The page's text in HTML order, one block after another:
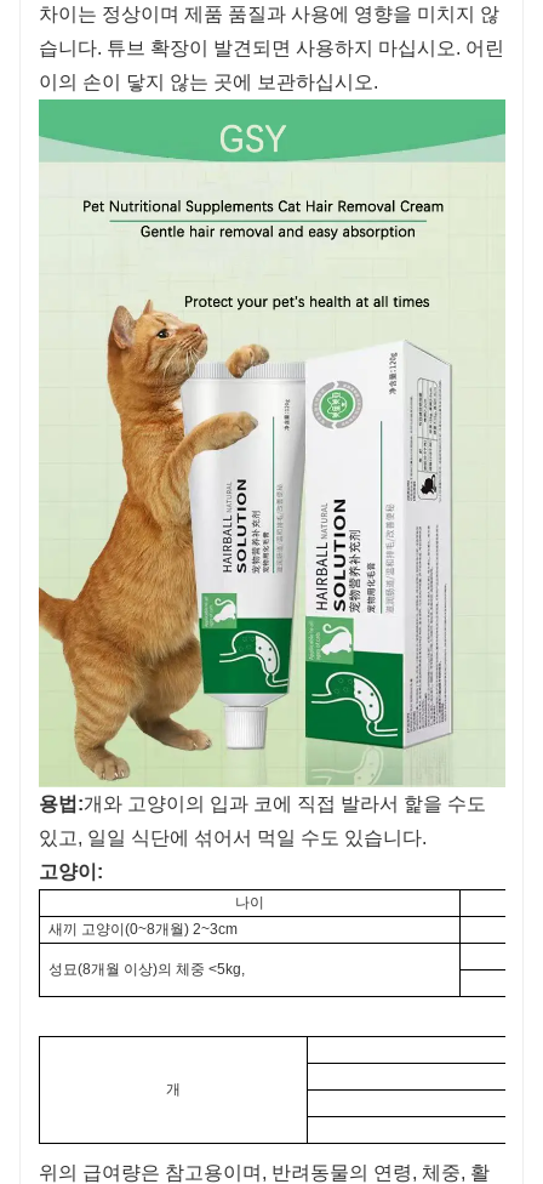
차이는 정상이며 제품 품질과 사용에 영향을 미치지 않
습니다. 튜브 확장이 발견되면 사용하지 마십시오. 어린
이의 손이 닿지 않는 곳에 보관하십시오.
용법:개와 고양이의 입과 코에 직접 발라서 핥을 수도
있고, 일일 식단에 섞어서 먹일 수도 있습니다.
고양이:
나이
새끼 고양이(0~8개월) 2~3cm
성묘(8개월 이상)의 체중 <5kg,
개
위의 급여량은 참고용이며, 반려동물의 연령, 체중, 활